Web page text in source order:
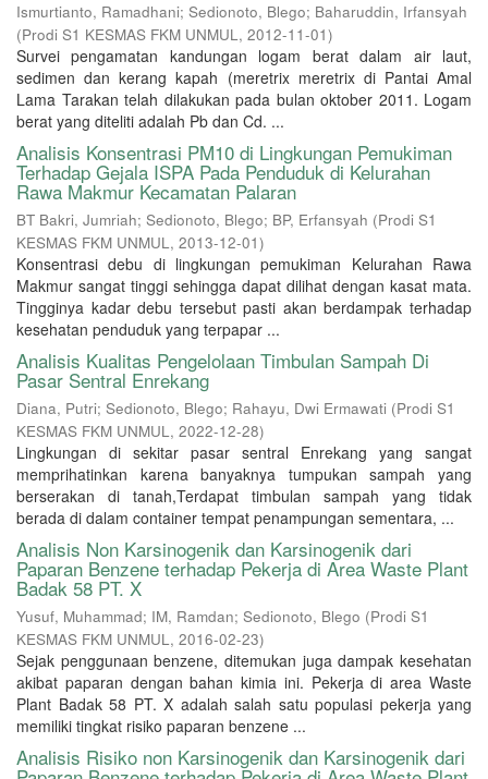
Ismurtianto, Ramadhani; Sedionoto, Blego; Baharuddin, Irfansyah
(Prodi S1 KESMAS FKM UNMUL, 2012-11-01)
Survei pengamatan kandungan logam berat dalam air laut,
sedimen dan kerang kapah (meretrix meretrix di Pantai Amal
Lama Tarakan telah dilakukan pada bulan oktober 2011. Logam
berat yang diteliti adalah Pb dan Cd. ...
Analisis Konsentrasi PM10 di Lingkungan Pemukiman
Terhadap Gejala ISPA Pada Penduduk di Kelurahan
Rawa Makmur Kecamatan Palaran
BT Bakri, Jumriah; Sedionoto, Blego; BP, Erfansyah (Prodi S1
KESMAS FKM UNMUL, 2013-12-01)
Konsentrasi debu di lingkungan pemukiman Kelurahan Rawa
Makmur sangat tinggi sehingga dapat dilihat dengan kasat mata.
Tingginya kadar debu tersebut pasti akan berdampak terhadap
kesehatan penduduk yang terpapar ...
Analisis Kualitas Pengelolaan Timbulan Sampah Di
Pasar Sentral Enrekang
Diana, Putri; Sedionoto, Blego; Rahayu, Dwi Ermawati (Prodi S1
KESMAS FKM UNMUL, 2022-12-28)
Lingkungan di sekitar pasar sentral Enrekang yang sangat
memprihatinkan karena banyaknya tumpukan sampah yang
berserakan di tanah,Terdapat timbulan sampah yang tidak
berada di dalam container tempat penampungan sementara, ...
Analisis Non Karsinogenik dan Karsinogenik dari
Paparan Benzene terhadap Pekerja di Area Waste Plant
Badak 58 PT. X
Yusuf, Muhammad; IM, Ramdan; Sedionoto, Blego (Prodi S1
KESMAS FKM UNMUL, 2016-02-23)
Sejak penggunaan benzene, ditemukan juga dampak kesehatan
akibat paparan dengan bahan kimia ini. Pekerja di area Waste
Plant Badak 58 PT. X adalah salah satu populasi pekerja yang
memiliki tingkat risiko paparan benzene ...
Analisis Risiko non Karsinogenik dan Karsinogenik dari